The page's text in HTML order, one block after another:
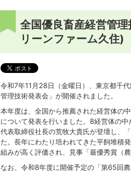
全国優良畜産経営管
リーンファーム久住)
令和7年11月28日（金曜日）、東京都千
管理技術発表会」が開催されました。
本年度は、全国から推薦された経営体の
について発表を行いました。8経営体の
代表取締役社長の荒牧大貴氏が登壇し、
た。長年にわたり培われてきた平飼堆積
組みが高く評価され、見事「最優秀賞（
なお、令和8年度に開催予定の「第65回